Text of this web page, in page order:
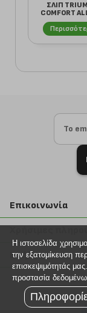
ΣΛΙΠ
COMFORT
Επικοινωνία
211 2000
Η εταιρία
Σημεία
Ευκαιρίες
Όροι χρήσης
Βοήθεια
Εξέλιξη
Τρόποι
Τρόποι
Η ιστοσελίδα
την εξατομίκευση
επισκεψιμότητάς
προστασία